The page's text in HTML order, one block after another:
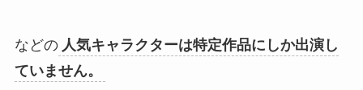
などの 人気キャラクターは特定作品にしか出演し
ていません。